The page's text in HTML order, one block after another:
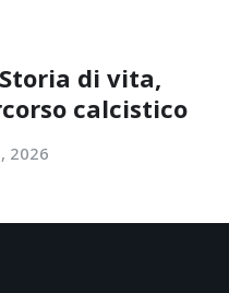
di vita,
calcistico
2026